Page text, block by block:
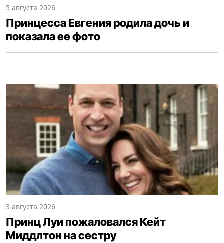
5 августа 2026
Принцесса Евгения родила дочь и
показала ее фото
3 августа 2026
Принц Луи пожаловался Кейт
Миддлтон на сестру